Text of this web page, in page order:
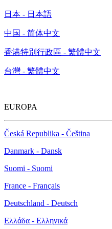
日本 - 日本語
中国 - 简体中文
香港特別行政區 - 繁體中文
台灣 - 繁體中文
EUROPA
Česká Republika - Čeština
Danmark - Dansk
Suomi - Suomi
France - Français
Deutschland - Deutsch
Ελλάδα - Ελληνικά